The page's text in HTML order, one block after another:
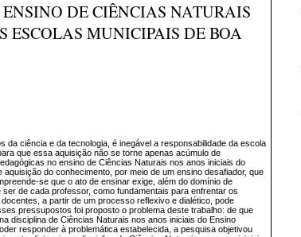
DE CIÊNCIAS NATURAIS
MUNICIPAIS DE BOA
ciência e da tecnologia, é inegável a responsabilidade da escola
que essa aquisição não se torne apenas acúmulo de
no ensino de Ciências Naturais nos anos iniciais do
do conhecimento, por meio de um ensino desafiador, que
se que o ato de ensinar exige, além do domínio de
de cada professor, como fundamentais para enfrentar os
a partir de um processo reflexivo e dialético, pode
pressupostos foi proposto o problema deste trabalho: de que
disciplina de Ciências Naturais nos anos iniciais do Ensino
responder à problemática estabelecida, a pesquisa objetivou